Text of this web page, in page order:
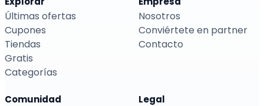
Últimas ofertas
Cupones
Tiendas
Gratis
Categorías
Nosotros
Conviértete en partner
Contacto
Comunidad Legal